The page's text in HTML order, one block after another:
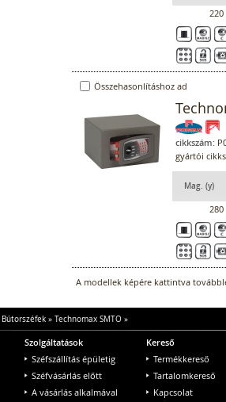
220
Összehasonlításhoz ad
cikkszám:
gyártói
Mag. (y)
280
A modellek képére kattintva
Bútorszéfek» Technomax SMTO»
Szolgáltatások
Széfszállítás épületig
Széfvásárlás előtt
A vásárlás alkalmával
Kereső
Termékkereső
Tartalomkereső
Kapcsolat